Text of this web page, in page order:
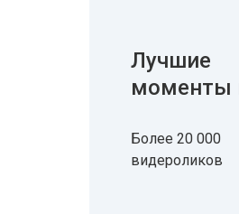
Лучшие
моменты
Более 20 000
видероликов